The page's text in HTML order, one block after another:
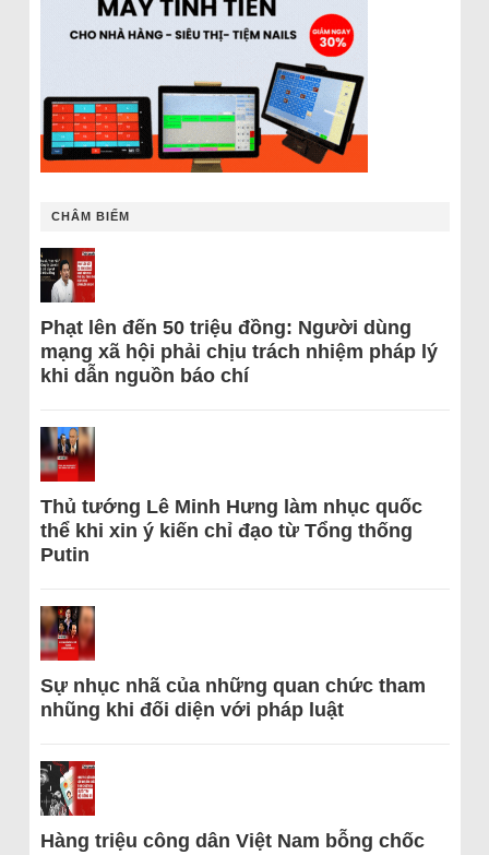
CHÂM BIẾM
Phạt lên đến 50 triệu đồng: Người dùng
mạng xã hội phải chịu trách nhiệm pháp lý
khi dẫn nguồn báo chí
Thủ tướng Lê Minh Hưng làm nhục quốc
thể khi xin ý kiến chỉ đạo từ Tổng thống
Putin
Sự nhục nhã của những quan chức tham
nhũng khi đối diện với pháp luật
Hàng triệu công dân Việt Nam bỗng chốc